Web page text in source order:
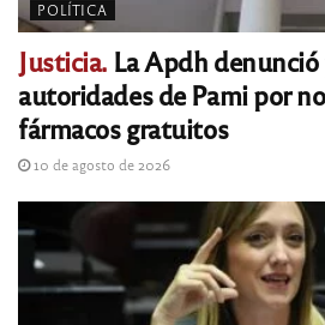
POLÍTICA
Justicia. La Apdh
autoridades de Pami por
fármacos gratuitos
10 de agosto de 2026